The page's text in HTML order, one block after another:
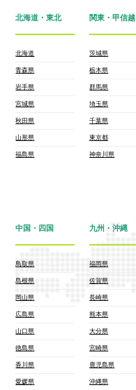
北海道・東北
北海道
青森県
岩手県
宮城県
秋田県
山形県
福島県
関東・甲信越
茨城県
栃木県
群馬県
埼玉県
千葉県
東京都
神奈川県
中国・四国
鳥取県
島根県
岡山県
広島県
山口県
徳島県
香川県
愛媛県
九州・沖縄
福岡県
佐賀県
長崎県
熊本県
大分県
宮崎県
鹿児島県
沖縄県